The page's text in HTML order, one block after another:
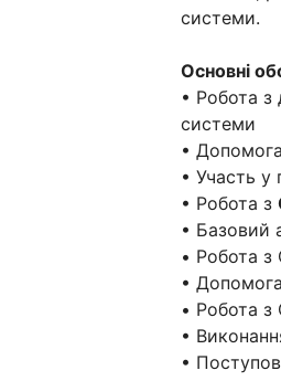
системи.
Основні
• Робота з
системи
•
• Участь у
• Робота з
• Базовий
• Робота з
•
• Робота з
•
•